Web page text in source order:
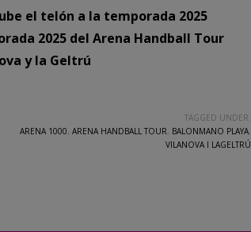
el telón a la temporada 2025
2025 del Arena Handball Tour
y la Geltrú
TAGGED UNDER:
ARENA 1000, ARENA HANDBALL TOUR, BALONMANO PLAYA,
VILANOVA I LAGELTRÚ